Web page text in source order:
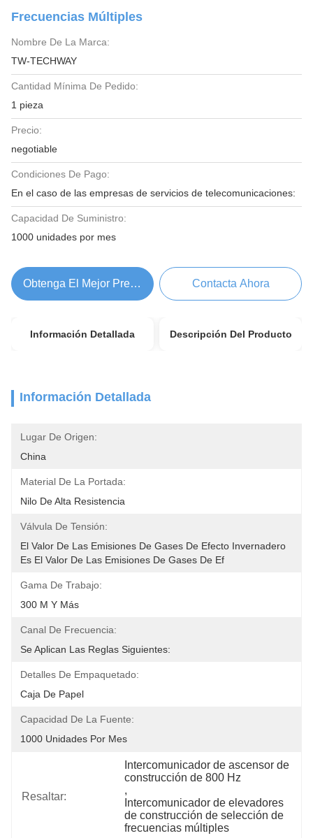
Frecuencias Múltiples
Nombre De La Marca:
TW-TECHWAY
Cantidad Mínima De Pedido:
1 pieza
Precio:
negotiable
Condiciones De Pago:
En el caso de las empresas de servicios de telecomunicaciones:
Capacidad De Suministro:
1000 unidades por mes
Obtenga El Mejor Precio Contacta Ahora
Información Detallada Descripción Del Producto
Información Detallada
Lugar De Origen:
China
Material De La Portada:
Nilo De Alta Resistencia
Válvula De Tensión:
El Valor De Las Emisiones De Gases De Efecto Invernadero
Es El Valor De Las Emisiones De Gases De Ef
Gama De Trabajo:
300 M Y Más
Canal De Frecuencia:
Se Aplican Las Reglas Siguientes:
Detalles De Empaquetado:
Caja De Papel
Capacidad De La Fuente:
1000 Unidades Por Mes
Resaltar:
Intercomunicador de ascensor de
construcción de 800 Hz
,
Intercomunicador de elevadores
de construcción de selección de
frecuencias múltiples